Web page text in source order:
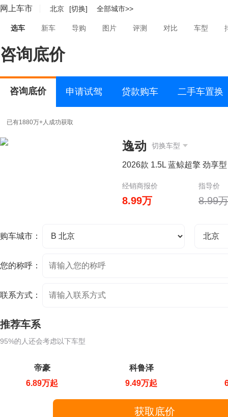
网上车市 北京 [切换] 全部城市>>
选车 新车 导购 图片 评测 对比 车型
咨询底价
咨询底价 申请试驾 贷款购车 二手车置换
已有1880万+人成功获取
逸动 切换车型
2026款 1.5L 蓝鲸超擎 劲享型
经销商报价 指导价
8.99万 8.99万
购车城市：
您的称呼：
联系方式：
推荐车系
95%的人还会考虑以下车型
帝豪
6.89万起
科鲁泽
9.49万起